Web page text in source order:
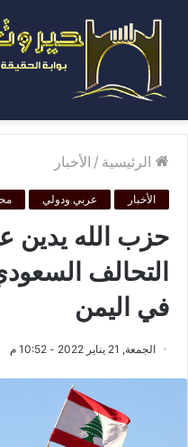
الرئيسية / الأخبار
الأخبار عربي ودولي
حزب الله
التحالف
في اليمن
الجمعة, 21 يناير 2022 - 10:52 م